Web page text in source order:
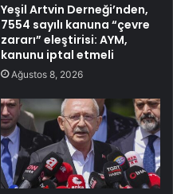
Yeşil Artvin Derneği’nden,
7554 sayılı kanuna “çevre
zararı” eleştirisi: AYM,
kanunu iptal etmeli
Ağustos 8, 2026